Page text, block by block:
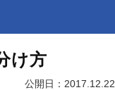
け方
公開日： 2017.12.22